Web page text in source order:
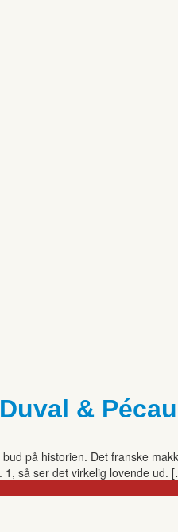
& Pécau
på historien. Det franske
1, så ser det virke­lig lovende ud.